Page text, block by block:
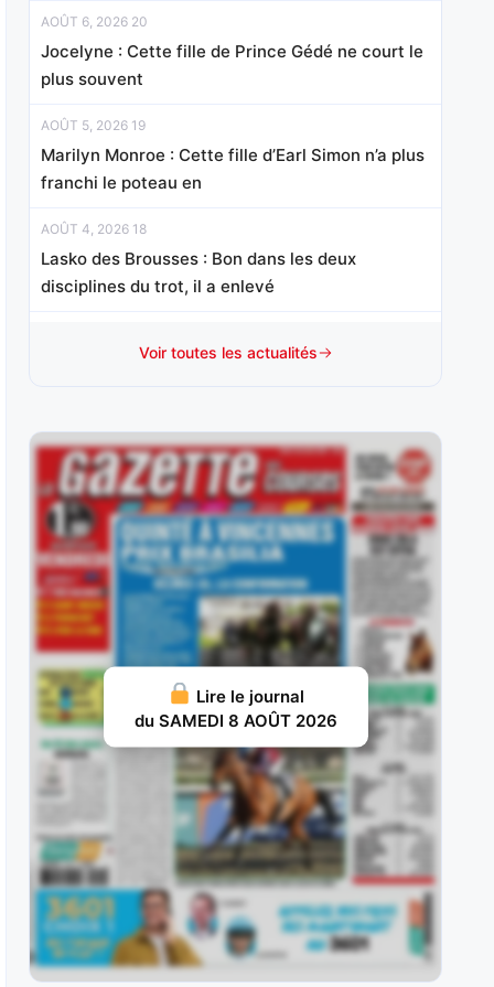
AOÛT 6, 2026 20
Jocelyne : Cette fille de Prince Gédé ne court le
plus souvent
AOÛT 5, 2026 19
Marilyn Monroe : Cette fille d’Earl Simon n’a plus
franchi le poteau en
AOÛT 4, 2026 18
Lasko des Brousses : Bon dans les deux
disciplines du trot, il a enlevé
Anssio : Vainqueur de son handicap mi-octobre
AOÛT 1, 2026 15
Mister Chang : Révélé d’emblée à ce niveau à 3
ans, sur le
JUILLET 31, 2026 20
Nelliedonado : Programmée pour les handicaps,
elle a débuté par une probante
JUILLET 29, 2026 19
Ram Sea : Acheté aux ventes au prix fort en vue
d’une carrière
JUILLET 28, 2026 18
Ivrig Viking : Vainqueur de semi-classique sous
la selle pour le compte de
JUILLET 26, 2026 16
Vol d’Argent : Façonné pour les handicaps, il y a
fait preuve d’une
JUILLET 25, 2026 15
Voir toutes les actualités
Lire le journal
du SAMEDI 8 AOÛT 2026